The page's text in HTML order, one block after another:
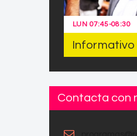
LUN 07:45-08:30
Informativo
Contacta con